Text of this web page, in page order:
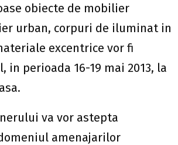
obiecte de mobilier
urban, corpuri de iluminat in
excentrice vor fi
in perioada 16-19 mai 2013, la
va vor astepta
amenajarilor